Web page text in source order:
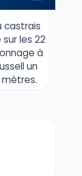
castrais
les 22
à
un